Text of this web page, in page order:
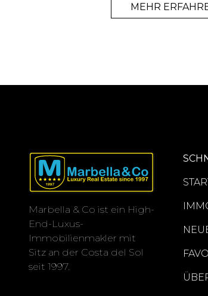
MEHR
Marbella & Co ist ein High-
End-Luxus-
Immobilienmakler mit
Sitz an der Costa del Sol
seit 1997.